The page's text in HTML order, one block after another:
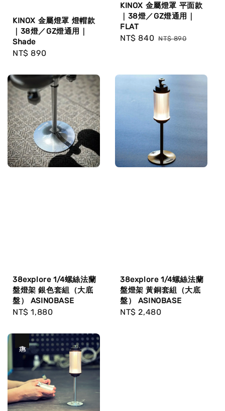
KINOX 金屬燈罩 燈帽款
｜38燈／GZ燈通用｜
Shade
Regular
NT$ 890
KINOX 金屬燈罩 平面款
｜38燈／GZ燈通用｜
FLAT
Sale
NT$ 840 Regular
NT$ 890
38explore 1/4螺絲法蘭
盤燈架 銀色套組（大底
盤） ASINOBASE
Regular
NT$ 1,880
38explore 1/4螺絲法蘭
盤燈架 黃銅套組（大底
盤） ASINOBASE
Regular
NT$ 2,480